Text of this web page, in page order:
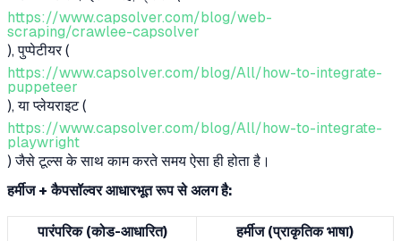
https://www.capsolver.com/blog/web-
scraping/crawlee-capsolver
), पुप्पेटीयर (
https://www.capsolver.com/blog/All/how-to-integrate-
puppeteer
), या प्लेयराइट (
https://www.capsolver.com/blog/All/how-to-integrate-
playwright
) जैसे टूल्स के साथ काम करते समय ऐसा ही होता है।
हर्मीज + कैपसॉल्वर आधारभूत रूप से अलग है:
पारंपरिक (कोड-आधारित) हर्मीज (प्राकृतिक भाषा)